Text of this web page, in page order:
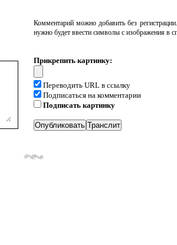
Комментарий можно добавить без
нужно будет ввести символы с изображения в
Прикрепить картинку:
Переводить URL в ссылку
Подписаться на комментарии
Подписать картинку